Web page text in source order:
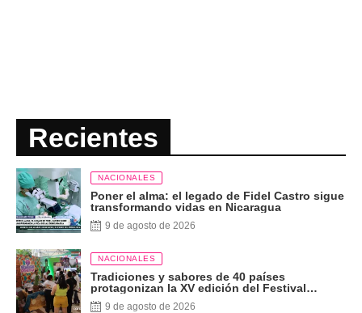
Recientes
NACIONALES
Poner el alma: el legado de Fidel Castro sigue
transformando vidas en Nicaragua
9 de agosto de 2026
NACIONALES
Tradiciones y sabores de 40 países
protagonizan la XV edición del Festival
Internacional de las Artes
9 de agosto de 2026